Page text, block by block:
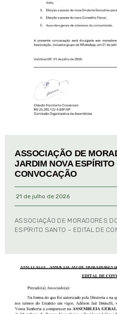
ASSOCIAÇÃO DE
JARDIM NOVA
CONVOCAÇÃO
21 de julho de 2026
ASSOCIAÇÃO DE MORADORES
ESPÍRITO SANTO – EDITAL DE